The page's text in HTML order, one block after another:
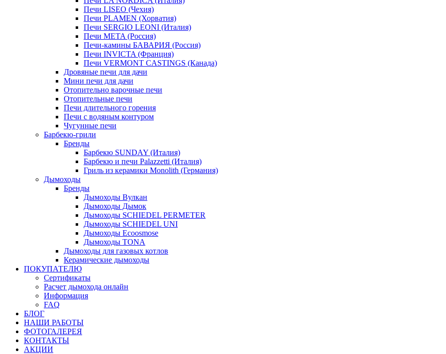
Печи LISEO (Чехия)
Печи PLAMEN (Хорватия)
Печи SERGIO LEONI (Италия)
Печи META (Россия)
Печи-камины БАВАРИЯ (Россия)
Печи INVICTA (Франция)
Печи VERMONT CASTINGS (Канада)
Дровяные печи для дачи
Мини печи для дачи
Отопительно варочные печи
Отопительные печи
Печи длительного горения
Печи с водяным контуром
Чугунные печи
Барбекю-грили
Бренды
Барбекю SUNDAY (Италия)
Барбекю и печи Palazzetti (Италия)
Гриль из керамики Monolith (Германия)
Дымоходы
Бренды
Дымоходы Вулкан
Дымоходы Дымок
Дымоходы SCHIEDEL PERMETER
Дымоходы SCHIEDEL UNI
Дымоходы Ecoosmose
Дымоходы TONA
Дымоходы для газовых котлов
Керамические дымоходы
ПОКУПАТЕЛЮ
Сертификаты
Расчет дымохода онлайн
Информация
FAQ
БЛОГ
НАШИ РАБОТЫ
ФОТОГАЛЕРЕЯ
КОНТАКТЫ
АКЦИИ